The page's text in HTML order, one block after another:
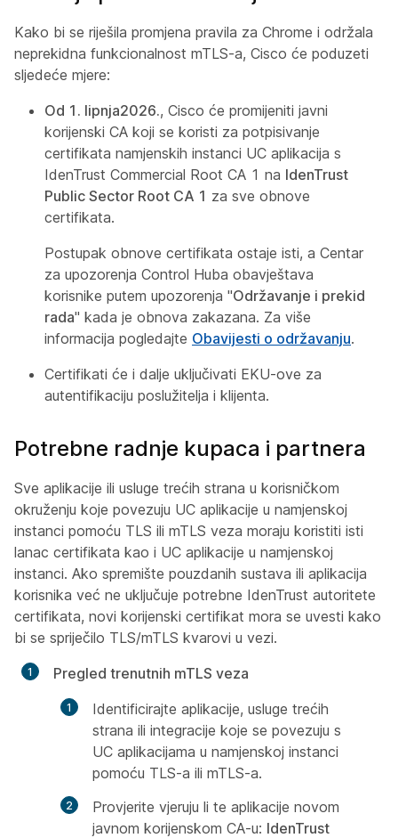
Kako bi se riješila promjena pravila za Chrome i održala
neprekidna funkcionalnost mTLS-a, Cisco će poduzeti
sljedeće mjere:
Od 1. lipnja2026., Cisco će promijeniti javni
korijenski CA koji se koristi za potpisivanje
certifikata namjenskih instanci UC aplikacija s
IdenTrust Commercial Root CA 1 na IdenTrust
Public Sector Root CA 1 za sve obnove
certifikata.
Postupak obnove certifikata ostaje isti, a Centar
za upozorenja Control Huba obavještava
korisnike putem upozorenja "Održavanje i prekid
rada" kada je obnova zakazana. Za više
informacija pogledajte Obavijesti o održavanju.
Certifikati će i dalje uključivati EKU-ove za
autentifikaciju poslužitelja i klijenta.
Potrebne radnje kupaca i partnera
Sve aplikacije ili usluge trećih strana u korisničkom
okruženju koje povezuju UC aplikacije u namjenskoj
instanci pomoću TLS ili mTLS veza moraju koristiti isti
lanac certifikata kao i UC aplikacije u namjenskoj
instanci. Ako spremište pouzdanih sustava ili aplikacija
korisnika već ne uključuje potrebne IdenTrust autoritete
certifikata, novi korijenski certifikat mora se uvesti kako
bi se spriječilo TLS/mTLS kvarovi u vezi.
Pregled trenutnih mTLS veza
Identificirajte aplikacije, usluge trećih
strana ili integracije koje se povezuju s
UC aplikacijama u namjenskoj instanci
pomoću TLS-a ili mTLS-a.
Provjerite vjeruju li te aplikacije novom
javnom korijenskom CA-u: IdenTrust